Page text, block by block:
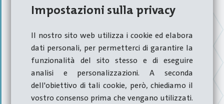
Impostazioni sulla privacy
Il nostro sito web utilizza i cookie ed elabora
dati personali, per permetterci di garantire la
funzionalità del sito stesso e di eseguire
analisi e personalizzazioni. A seconda
dell'obiettivo di tali cookie, però, chiediamo il
vostro consenso prima che vengano utilizzati.